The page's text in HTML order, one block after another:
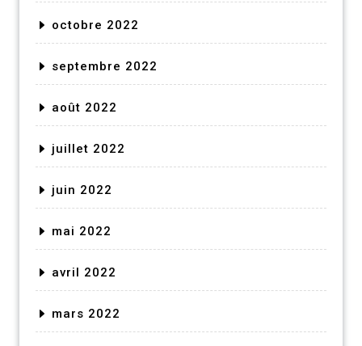
octobre 2022
septembre 2022
août 2022
juillet 2022
juin 2022
mai 2022
avril 2022
mars 2022